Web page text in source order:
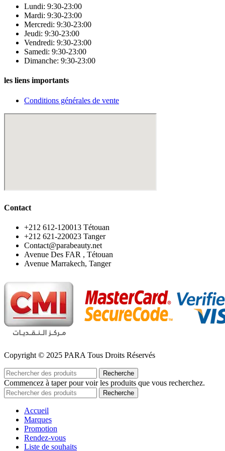
Lundi: 9:30-23:00
Mardi: 9:30-23:00
Mercredi: 9:30-23:00
Jeudi: 9:30-23:00
Vendredi: 9:30-23:00
Samedi: 9:30-23:00
Dimanche: 9:30-23:00
les liens importants
Conditions générales de vente
Contact
‪+212 612-120013 Tétouan
‪+212 621-220023 Tanger
Contact@parabeauty.net
Avenue Des FAR , Tétouan
Avenue Marrakech, Tanger
Copyright © 2025 PARA Tous Droits Réservés
Recherche
Commencez à taper pour voir les produits que vous recherchez.
Recherche
Accueil
Marques
Promotion
Rendez-vous
Liste de souhaits